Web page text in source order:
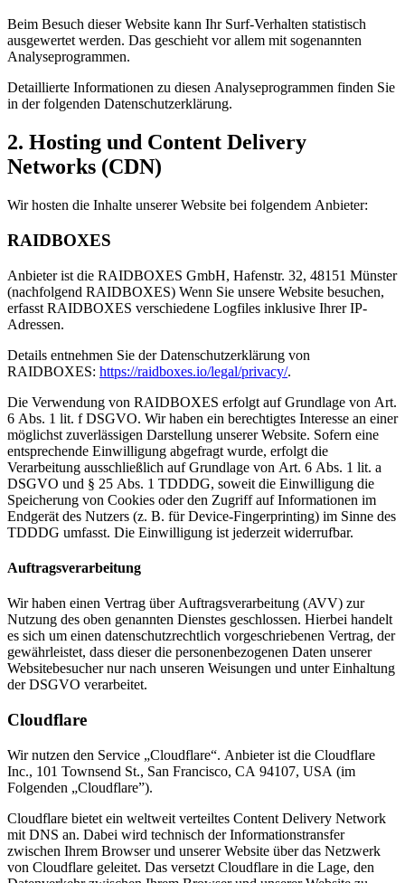
Beim Besuch dieser Website kann Ihr Surf-Verhalten statistisch
ausgewertet werden. Das geschieht vor allem mit sogenannten
Analyseprogrammen.
Detaillierte Informationen zu diesen Analyseprogrammen finden Sie
in der folgenden Datenschutzerklärung.
2. Hosting und Content Delivery
Networks (CDN)
Wir hosten die Inhalte unserer Website bei folgendem Anbieter:
RAIDBOXES
Anbieter ist die RAIDBOXES GmbH, Hafenstr. 32, 48151 Münster
(nachfolgend RAIDBOXES) Wenn Sie unsere Website besuchen,
erfasst RAIDBOXES verschiedene Logfiles inklusive Ihrer IP-
Adressen.
Details entnehmen Sie der Datenschutzerklärung von
RAIDBOXES: https://raidboxes.io/legal/privacy/.
Die Verwendung von RAIDBOXES erfolgt auf Grundlage von Art.
6 Abs. 1 lit. f DSGVO. Wir haben ein berechtigtes Interesse an einer
möglichst zuverlässigen Darstellung unserer Website. Sofern eine
entsprechende Einwilligung abgefragt wurde, erfolgt die
Verarbeitung ausschließlich auf Grundlage von Art. 6 Abs. 1 lit. a
DSGVO und § 25 Abs. 1 TDDDG, soweit die Einwilligung die
Speicherung von Cookies oder den Zugriff auf Informationen im
Endgerät des Nutzers (z. B. für Device-Fingerprinting) im Sinne des
TDDDG umfasst. Die Einwilligung ist jederzeit widerrufbar.
Auftragsverarbeitung
Wir haben einen Vertrag über Auftragsverarbeitung (AVV) zur
Nutzung des oben genannten Dienstes geschlossen. Hierbei handelt
es sich um einen datenschutzrechtlich vorgeschriebenen Vertrag, der
gewährleistet, dass dieser die personenbezogenen Daten unserer
Websitebesucher nur nach unseren Weisungen und unter Einhaltung
der DSGVO verarbeitet.
Cloudflare
Wir nutzen den Service „Cloudflare“. Anbieter ist die Cloudflare
Inc., 101 Townsend St., San Francisco, CA 94107, USA (im
Folgenden „Cloudflare”).
Cloudflare bietet ein weltweit verteiltes Content Delivery Network
mit DNS an. Dabei wird technisch der Informationstransfer
zwischen Ihrem Browser und unserer Website über das Netzwerk
von Cloudflare geleitet. Das versetzt Cloudflare in die Lage, den